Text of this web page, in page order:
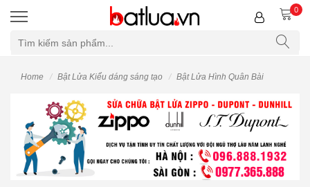
0
Home Bật Lửa Kiểu dáng sáng tạo Bật Lửa Hình Quân Bài